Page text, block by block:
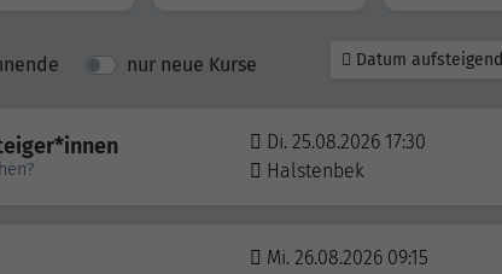
nur neue Kurse Datum aufsteigend
Di. 25.08.2026 17:30
Halstenbek
Mi. 26.08.2026 09:15